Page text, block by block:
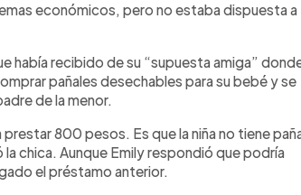
económicos, pero no estaba dispuesta a
había recibido de su “supuesta amiga”
pañales desechables para su bebé y se
de la menor.
prestar 800 pesos. Es que la niña no tiene
chica. Aunque Emily respondió que podría
el préstamo anterior.